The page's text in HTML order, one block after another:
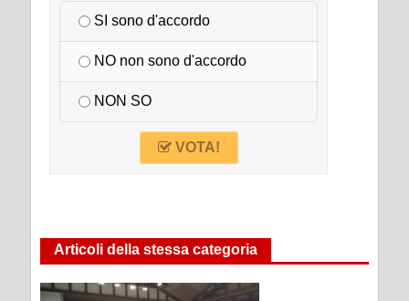
SI sono d'accordo
NO non sono d'accordo
NON SO
VOTA!
Articoli della stessa categoria